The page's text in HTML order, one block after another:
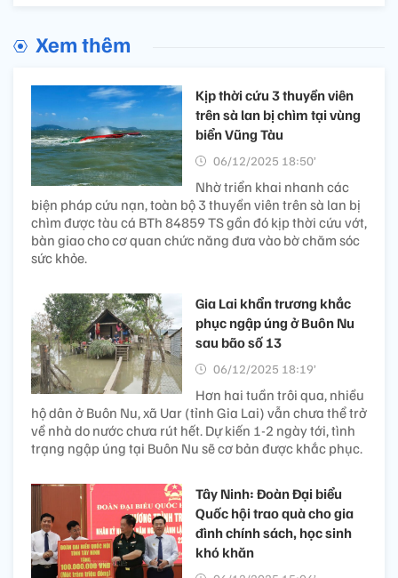
Xem thêm
Kịp thời cứu 3 thuyền viên
trên sà lan bị chìm tại vùng
biển Vũng Tàu
06/12/2025 18:50’
Nhờ triển khai nhanh các
biện pháp cứu nạn, toàn bộ 3 thuyền viên trên sà lan bị
chìm được tàu cá BTh 84859 TS gần đó kịp thời cứu vớt,
bàn giao cho cơ quan chức năng đưa vào bờ chăm sóc
sức khỏe.
Gia Lai khẩn trương khắc
phục ngập úng ở Buôn Nu
sau bão số 13
06/12/2025 18:19’
Hơn hai tuần trôi qua, nhiều
hộ dân ở Buôn Nu, xã Uar (tỉnh Gia Lai) vẫn chưa thể trở
về nhà do nước chưa rút hết. Dự kiến 1-2 ngày tới, tình
trạng ngập úng tại Buôn Nu sẽ cơ bản được khắc phục.
Tây Ninh: Đoàn Đại biểu
Quốc hội trao quà cho gia
đình chính sách, học sinh
khó khăn